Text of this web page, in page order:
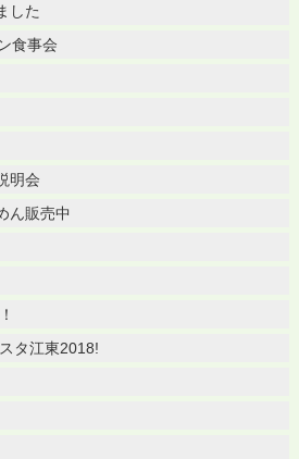
した
食事会
明会
ん販売中
タ江東2018!